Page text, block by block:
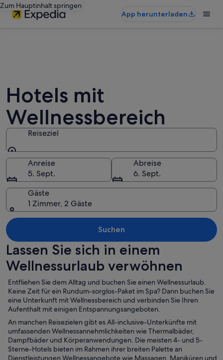
Zum Hauptinhalt springen
App herunterladen
Hotels mit
Wellnessbereich
Reiseziel
Reiseziel
Anreise
5. Sept.
Abreise
6. Sept.
Gäste
1 Zimmer, 2 Gäste
Suchen
Lassen Sie sich in einem
Wellnessurlaub verwöhnen
Entfliehen Sie dem Alltag und buchen Sie einen Wellnessurlaub.
Keine Zeit für ein Rundum-sorglos-Paket im Spa? Dann buchen Sie
eine Unterkunft mit Wellnessbereich und verbinden Sie Ihren
Aufenthalt mit einigen Entspannungsangeboten.
An manchen Reisezielen gibt es All-inclusive-Unterkünfte mit
umfassenden Wellnessannehmlichkeiten wie Thermalbäder,
Dampfbäder und Körperanwendungen. Die meisten 4- und 5-
Sterne-Hotels bieten im Rahmen ihrer breiten Palette an
Dienstleistungen Wellnessangebote wie Massagen, Maniküren und